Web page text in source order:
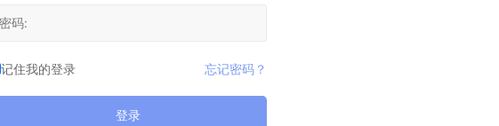
记住我的登录 忘记密码？
登录